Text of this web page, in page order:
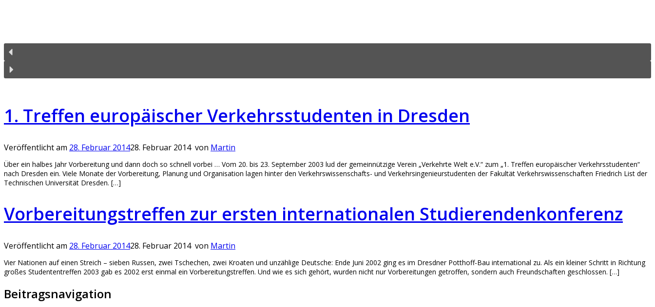
1. Treffen europäischer Verkehrsstudenten in Dresden
Veröffentlicht am 28. Februar 201428. Februar 2014 von Martin
Über ein halbes Jahr Vorbereitung und dann doch so schnell vorbei … Vom 20. bis 23. September 2003 lud der gemeinnützige Verein „Verkehrte Welt e.V.“ zum „1. Treffen europäischer Verkehrsstudenten“
nach Dresden ein. Viele Monate der Vorbereitung, Planung und Organisation lagen hinter den Verkehrswissenschafts- und Verkehrsingenieurstudenten der Fakultät Verkehrswissenschaften Friedrich List der
Technischen Universität Dresden. […]
Vorbereitungstreffen zur ersten internationalen Studierendenkonferenz
Veröffentlicht am 28. Februar 201428. Februar 2014 von Martin
Vier Nationen auf einen Streich – sieben Russen, zwei Tschechen, zwei Kroaten und unzählige Deutsche: Ende Juni 2002 ging es im Dresdner Potthoff-Bau international zu. Als ein kleiner Schritt in Richtung
großes Studententreffen 2003 gab es 2002 erst einmal ein Vorbereitungstreffen. Und wie es sich gehört, wurden nicht nur Vorbereitungen getroffen, sondern auch Freundschaften geschlossen. […]
Beitragsnavigation